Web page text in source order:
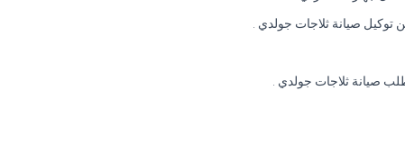
صيانة ثلاجات جولدي .
صيانة ثلاجات جولدي .